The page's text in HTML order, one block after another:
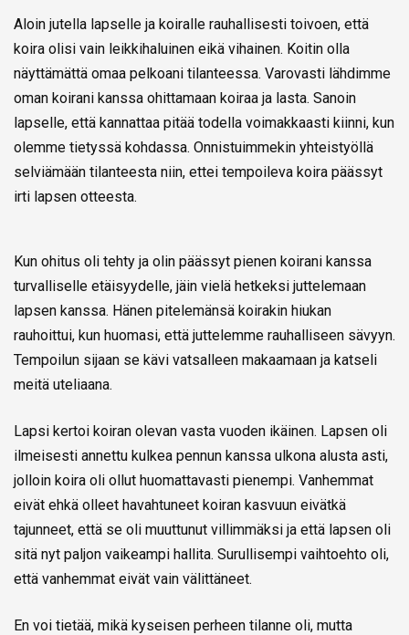
Aloin jutella lapselle ja koiralle rauhallisesti toivoen, että
koira olisi vain leikkihaluinen eikä vihainen. Koitin olla
näyttämättä omaa pelkoani tilanteessa. Varovasti lähdimme
oman koirani kanssa ohittamaan koiraa ja lasta. Sanoin
lapselle, että kannattaa pitää todella voimakkaasti kiinni, kun
olemme tietyssä kohdassa. Onnistuimmekin yhteistyöllä
selviämään tilanteesta niin, ettei tempoileva koira päässyt
irti lapsen otteesta.
Kun ohitus oli tehty ja olin päässyt pienen koirani kanssa
turvalliselle etäisyydelle, jäin vielä hetkeksi juttelemaan
lapsen kanssa. Hänen pitelemänsä koirakin hiukan
rauhoittui, kun huomasi, että juttelemme rauhalliseen sävyyn.
Tempoilun sijaan se kävi vatsalleen makaamaan ja katseli
meitä uteliaana.
Lapsi kertoi koiran olevan vasta vuoden ikäinen. Lapsen oli
ilmeisesti annettu kulkea pennun kanssa ulkona alusta asti,
jolloin koira oli ollut huomattavasti pienempi. Vanhemmat
eivät ehkä olleet havahtuneet koiran kasvuun eivätkä
tajunneet, että se oli muuttunut villimmäksi ja että lapsen oli
sitä nyt paljon vaikeampi hallita. Surullisempi vaihtoehto oli,
että vanhemmat eivät vain välittäneet.
En voi tietää, mikä kyseisen perheen tilanne oli, mutta